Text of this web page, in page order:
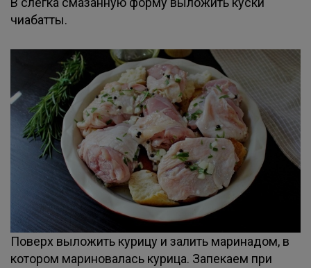
чиабатты.
Поверх выложить курицу и залить маринадом, в
котором мариновалась курица. Запекаем при